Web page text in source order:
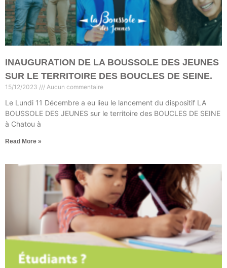
INAUGURATION DE LA BOUSSOLE DES JEUNES
SUR LE TERRITOIRE DES BOUCLES DE SEINE.
15/12/2023 Aucun commentaire
Le Lundi 11 Décembre a eu lieu le lancement du dispositif LA
BOUSSOLE DES JEUNES sur le territoire des BOUCLES DE SEINE
à Chatou à
Read More »